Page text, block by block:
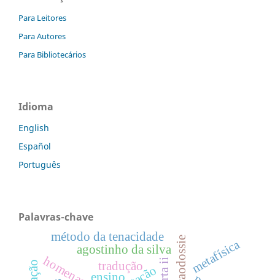
Para Leitores
Para Autores
Para Bibliotecários
Idioma
English
Español
Português
Palavras-chave
tradução
agostinho da silva metafísica
método da tenacidade
ensino